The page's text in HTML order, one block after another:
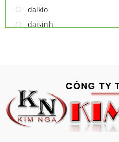
daikio
daisinh
ifan
jatec
jiplai